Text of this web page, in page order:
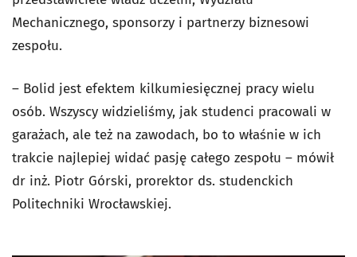
Mechanicznego, sponsorzy i partnerzy biznesowi
zespołu.
– Bolid jest efektem kilkumiesięcznej pracy wielu
osób. Wszyscy widzieliśmy, jak studenci pracowali w
garażach, ale też na zawodach, bo to właśnie w ich
trakcie najlepiej widać pasję całego zespołu – mówił
dr inż. Piotr Górski, prorektor ds. studenckich
Politechniki Wrocławskiej.